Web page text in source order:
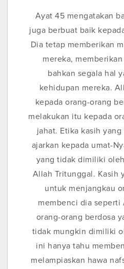
Ayat 45 mengatakan
juga berbuat baik
Dia tetap memberikan
mereka,
bahkan segala hal
kehidupan mereka.
kepada orang-orang
melakukan itu kepada
jahat. Etika kasih
ajarkan kepada umat-
yang tidak dimiliki
Allah Tritunggal. Kasih
untuk menjangkau
membenci dia seperti
orang-orang berdosa
tidak mungkin dimiliki
ini hanya tahu
melampiaskan hawa